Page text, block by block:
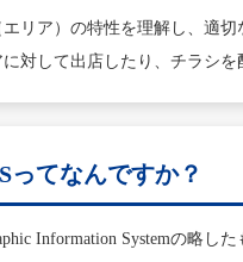
エリア）の特性を理解し、適
に対して出店したり、チラシを
ってなんですか？
Information Systemの略